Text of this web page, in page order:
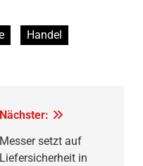
Handel
Nächster:
Messer setzt auf
Liefersicherheit in